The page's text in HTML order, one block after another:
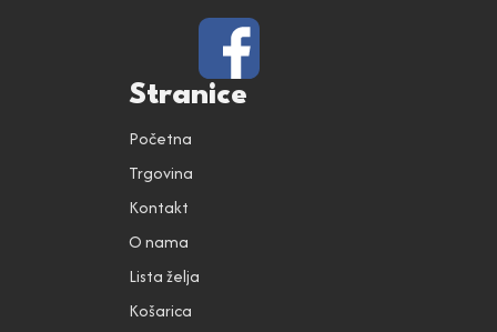
Stranice
Početna
Trgovina
Kontakt
O nama
Lista želja
Košarica